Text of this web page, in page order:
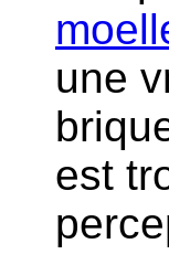
une
est